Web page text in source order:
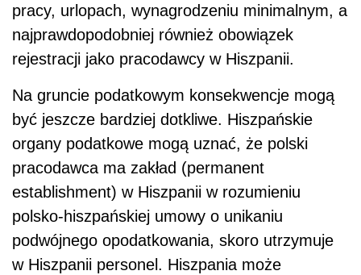
pracy, urlopach, wynagrodzeniu minimalnym, a
najprawdopodobniej również obowiązek
rejestracji jako pracodawcy w Hiszpanii.
Na gruncie podatkowym konsekwencje mogą
być jeszcze bardziej dotkliwe. Hiszpańskie
organy podatkowe mogą uznać, że polski
pracodawca ma zakład (permanent
establishment) w Hiszpanii w rozumieniu
polsko-hiszpańskiej umowy o unikaniu
podwójnego opodatkowania, skoro utrzymuje
w Hiszpanii personel. Hiszpania może